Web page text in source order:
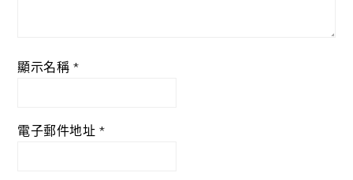
顯示名稱 *
電子郵件地址 *